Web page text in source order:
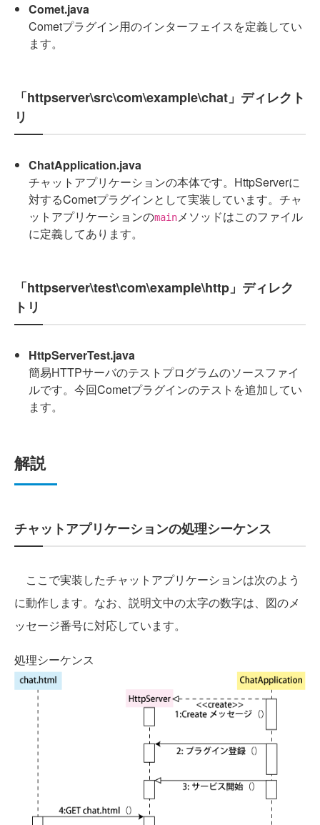
Comet.java
Cometプラグイン用のインターフェイスを定義してい
ます。
「httpserver\src\com\example\chat」ディレクト
リ
ChatApplication.java
チャットアプリケーションの本体です。HttpServerに
対するCometプラグインとして実装しています。チャ
ットアプリケーションのmain メソッドはこのファイル
に定義してあります。
「httpserver\test\com\example\http」ディレク
トリ
HttpServerTest.java
簡易HTTPサーバのテストプログラムのソースファイ
ルです。今回Cometプラグインのテストを追加してい
ます。
解説
チャットアプリケーションの処理シーケンス
ここで実装したチャットアプリケーションは次のよう
に動作します。なお、説明文中の太字の数字は、図のメ
ッセージ番号に対応しています。
処理シーケンス